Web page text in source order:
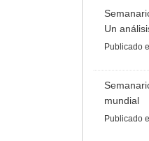
Un
Publicado
mundial
Publicado